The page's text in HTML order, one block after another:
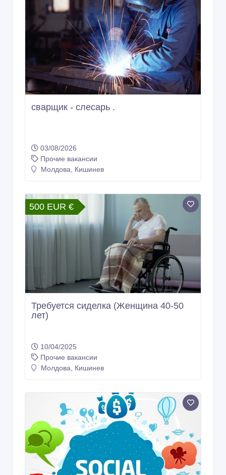
сварщик - слесарь .
03/08/2026
Прочие вакансии
Молдова, Кишинев
500 EUR €
Требуется сиделка (Женщина 40-50
лет)
10/04/2025
Прочие вакансии
Молдова, Кишинев